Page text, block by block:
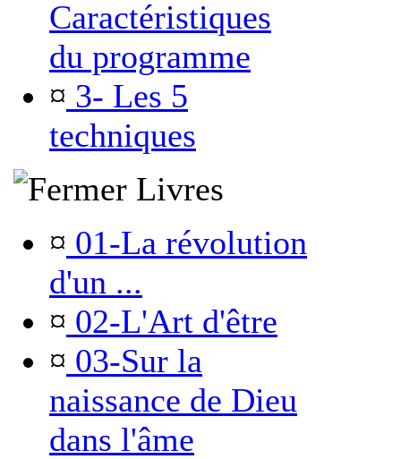
Caractéristiques
du programme
¤ 3- Les 5
techniques
Livres
¤ 01-La révolution
d'un ...
¤ 02-L'Art d'être
¤ 03-Sur la
naissance de Dieu
dans l'âme